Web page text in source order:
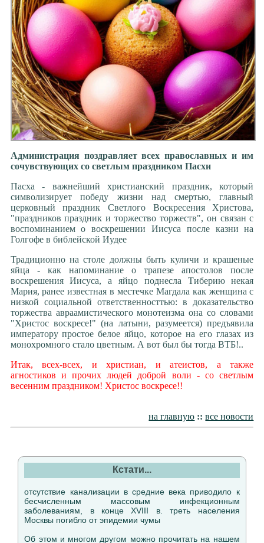
Администрация поздравляет всех православных и им
сочувствующих со светлым праздником Пасхи
Пасха - важнейший христианский праздник, который
символизирует победу жизни над смертью, главный
церковный праздник Светлого Воскресения Христова,
"праздников праздник и торжество торжеств", он связан с
воспоминанием о воскрешении Иисуса после казни на
Голгофе в библейской Иудее
Традиционно на столе должны быть куличи и крашеные
яйца - как напоминание о трапезе апостолов после
воскрешения Иисуса, а яйцо поднесла Тиберию некая
Мария, ранее известная в местечке Магдала как женщина с
низкой социальной ответственносттью: в доказательство
торжества авраамистического монотеизма она со словами
"Христос воскресе!" (на латыни, разумеется) предъявила
императору простое белое яйцо, которое на его глазах из
монохромного стало цветным. А вот был бы тогда ВТБ!..
Итак, всех-всех, и христиан, и атеистов, а также
агностиков и прочих людей доброй воли - со светлым
весенним праздником! Христос воскресе!!
на главную :: все новости
Кстати...
отсутствие канализации в средние века приводило к
бесчисленным массовым инфекционным
заболеваниям, в конце XVIII в. треть населения
Москвы погибло от эпидемии чумы
Об этом и многом другом можно прочитать на нашем